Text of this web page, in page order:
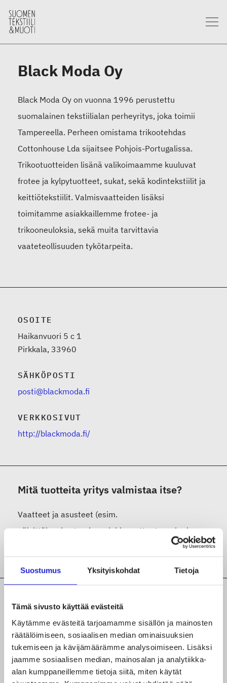
Suostumus Yksityiskohdat Tietoja
Tämä sivusto käyttää evästeitä
Käytämme evästeitä tarjoamamme sisällön ja mainosten
räätälöimiseen, sosiaalisen median ominaisuuksien
tukemiseen ja kävijämäärämme analysoimiseen. Lisäksi
jaamme sosiaalisen median, mainosalan ja analytiikka-
alan kumppaneillemme tietoja siitä, miten käytät
Black Moda Oy
Black Moda Oy on vuonna 1996 perustettu
suomalainen tekstiilialan perheyritys, joka toimii
Tampereella. Perheen omistama trikootehdas
Cottonhouse Lda sijaitsee Pohjois-Portugalissa.
Trikootuotteiden lisänä valikoimaamme kuuluvat
frotee ja kylpytuotteet, sukat, sekä kodintekstiilit ja
keittiötekstiilit. Valmisvaatteiden lisäksi
toimitamme asiakkaillemme frotee- ja
trikooneuloksia, sekä muita tarvittavia
vaateteollisuuden tykötarpeita.
OSOITE
Haikanvuori 5 c 1
Pirkkala, 33960
SÄHKÖPOSTI
posti@blackmoda.fi
VERKKOSIVUT
http://blackmoda.fi/
Mitä tuotteita yritys valmistaa itse?
Vaatteet ja asusteet (esim.
päivittäispukeutuminen, juhlavaatteet, suoja- ja
Mitä tekstiili- ja vaatealan tuotantoa tai
palvelua yritys tekee?
Kaavoitus ja sarjonta
Leikkaus